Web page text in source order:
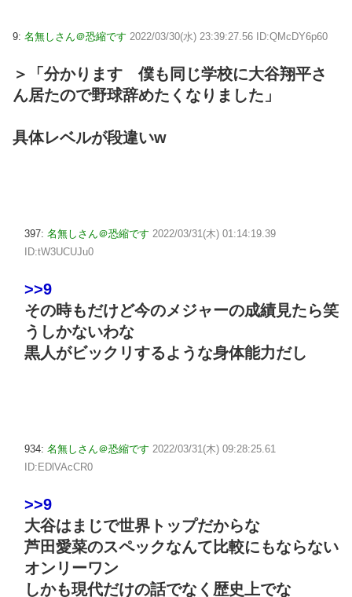
9: 名無しさん＠恐縮です 2022/03/30(水) 23:39:27.56 ID:QMcDY6p60
＞「分かります 僕も同じ学校に大谷翔平さ
ん居たので野球辞めたくなりました」
具体レベルが段違いw
397: 名無しさん＠恐縮です 2022/03/31(木) 01:14:19.39
ID:tW3UCUJu0
>>9
その時もだけど今のメジャーの成績見たら笑
うしかないわな
黒人がビックリするような身体能力だし
934: 名無しさん＠恐縮です 2022/03/31(木) 09:28:25.61
ID:EDlVAcCR0
>>9
大谷はまじで世界トップだからな
芦田愛菜のスペックなんて比較にもならない
オンリーワン
しかも現代だけの話でなく歴史上でな